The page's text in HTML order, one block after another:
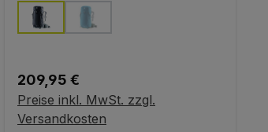
Farbe auswählen
(Diese Option ist zurzeit nicht
Regulärer Preis:
209,95 €
Preise inkl. MwSt. zzgl.
Versandkosten
In den Warenkorb